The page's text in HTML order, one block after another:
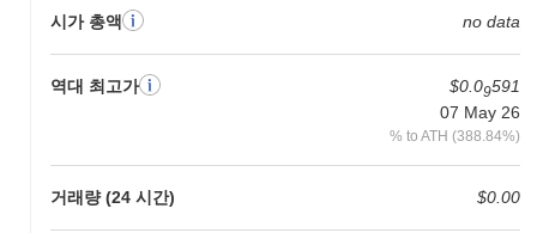
시가 총액 no data
역대 최고가 $0.09591
07 May 26
% to ATH (388.84%)
거래량 (24 시간) $0.00